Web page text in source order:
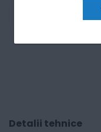
Detalii tehnice